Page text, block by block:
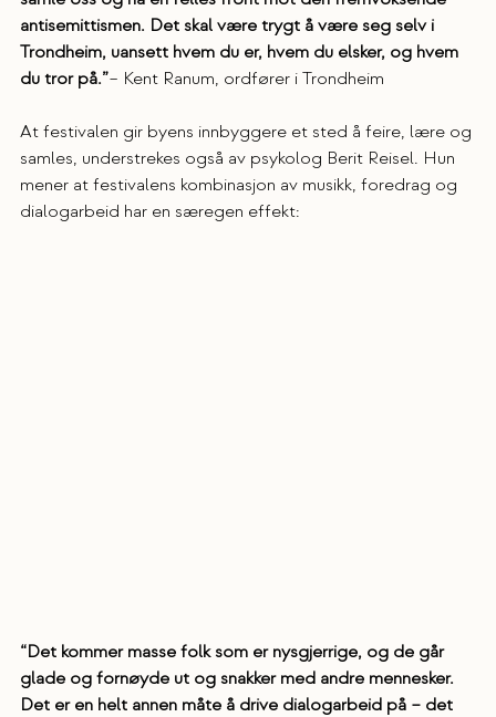
antisemittismen. Det skal være trygt å være seg selv i
Trondheim, uansett hvem du er, hvem du elsker, og hvem
du tror på.”– Kent Ranum, ordfører i Trondheim
At festivalen gir byens innbyggere et sted å feire, lære og
samles, understrekes også av psykolog Berit Reisel. Hun
mener at festivalens kombinasjon av musikk, foredrag og
dialogarbeid har en særegen effekt:
“Det kommer masse folk som er nysgjerrige, og de går
glade og fornøyde ut og snakker med andre mennesker.
Det er en helt annen måte å drive dialogarbeid på – det